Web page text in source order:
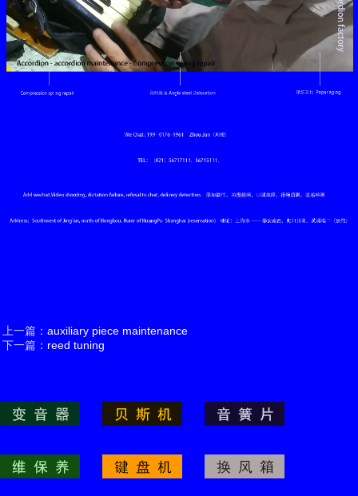
上一篇： auxiliary piece maintenance
下一篇： reed tuning